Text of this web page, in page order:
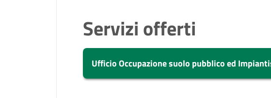
Servizi offerti
Ufficio Occupazione suolo pubblico ed